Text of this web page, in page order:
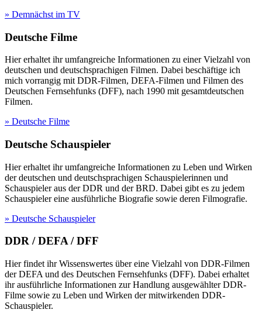
» Demnächst im TV
Deutsche Filme
Hier erhaltet ihr umfangreiche Informationen zu einer Vielzahl von
deutschen und deutschsprachigen Filmen. Dabei beschäftige ich
mich vorrangig mit DDR-Filmen, DEFA-Filmen und Filmen des
Deutschen Fernsehfunks (DFF), nach 1990 mit gesamtdeutschen
Filmen.
» Deutsche Filme
Deutsche Schauspieler
Hier erhaltet ihr umfangreiche Informationen zu Leben und Wirken
der deutschen und deutschsprachigen Schauspielerinnen und
Schauspieler aus der DDR und der BRD. Dabei gibt es zu jedem
Schauspieler eine ausführliche Biografie sowie deren Filmografie.
» Deutsche Schauspieler
DDR / DEFA / DFF
Hier findet ihr Wissenswertes über eine Vielzahl von DDR-Filmen
der DEFA und des Deutschen Fernsehfunks (DFF). Dabei erhaltet
ihr ausführliche Informationen zur Handlung ausgewählter DDR-
Filme sowie zu Leben und Wirken der mitwirkenden DDR-
Schauspieler.